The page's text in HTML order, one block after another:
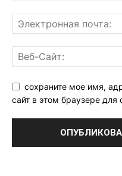
сохраните мое имя,
сайт в этом браузере